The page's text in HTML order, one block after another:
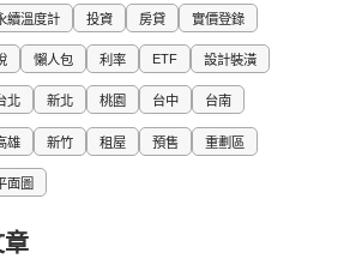
續溫度計 投資 房貸 實價登錄
懶人包 利率 ETF 設計裝潢
北 新北 桃園 台中 台南
雄 新竹 租屋 預售 重劃區
面圖
章